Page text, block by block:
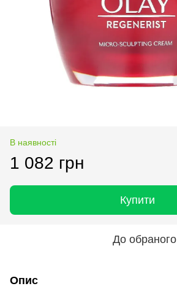
В наявності
1 082 грн
Купити
До обраного
Опис